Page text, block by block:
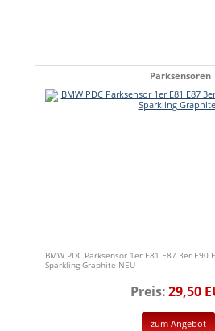
Parksensoren
BMW PDC Parksensor 1er E81 E87 3er E90
Sparkling Graphite NEU
Preis:29,50
zum Angebot